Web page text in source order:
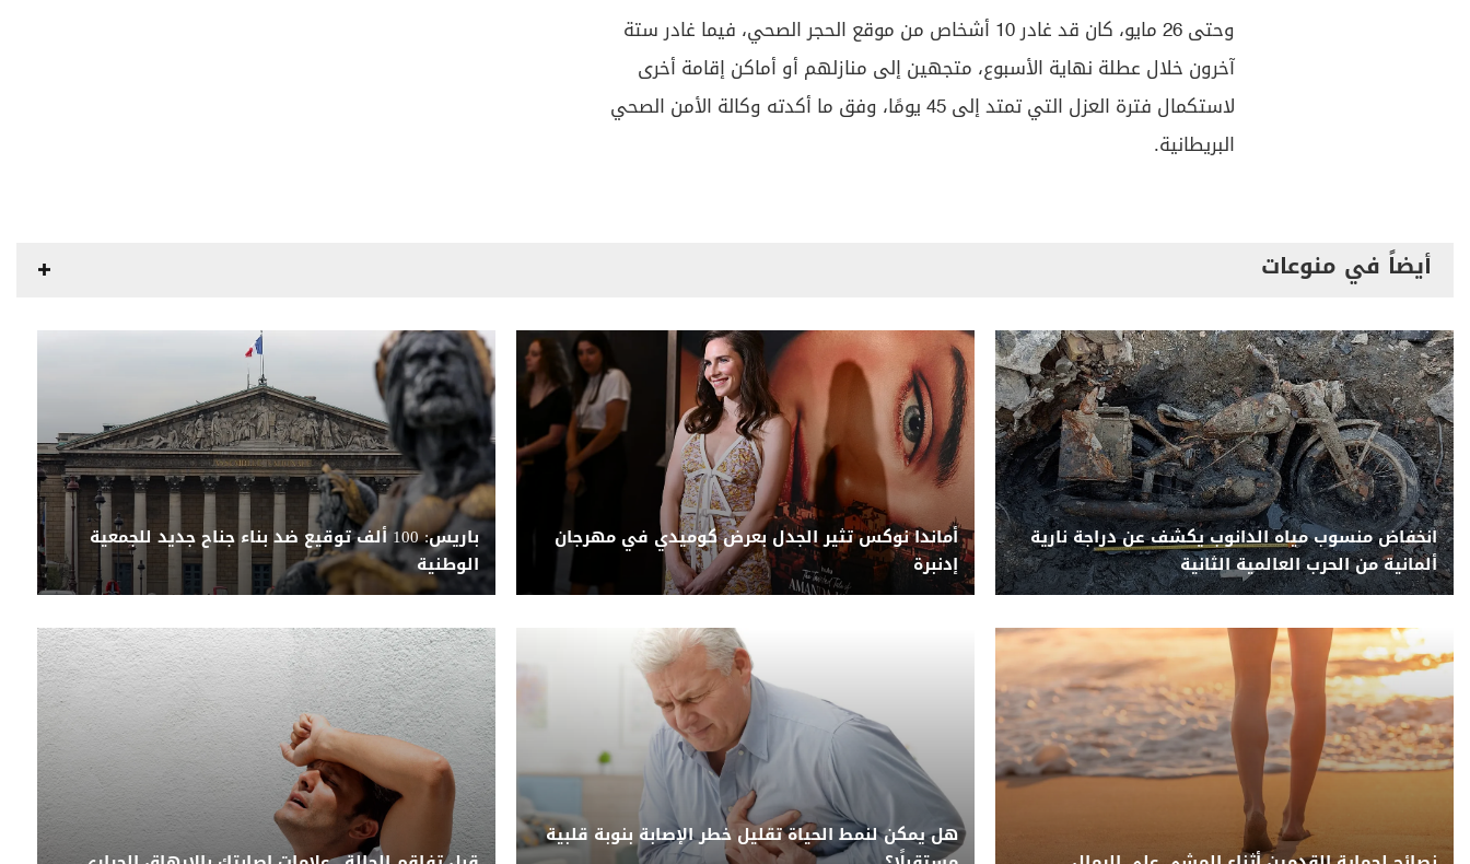
وحتى 26 مايو، كان قد غادر 10 أشخاص من موقع الحجر الصحي، فيما غادر ستة
آخرون خلال عطلة نهاية الأسبوع، متجهين إلى منازلهم أو أماكن إقامة أخرى
لاستكمال فترة العزل التي تمتد إلى 45 يومًا، وفق ما أكدته وكالة الأمن الصحي
البريطانية.
أيضاً في منوعات
انخفاض منسوب مياه الدانوب يكشف عن دراجة نارية
ألمانية من الحرب العالمية الثانية
أماندا نوكس تثير الجدل بعرض كوميدي في مهرجان
إدنبرة
باريس: 100 ألف توقيع ضد بناء جناح جديد للجمعية
الوطنية
هل يمكن لنمط الحياة تقليل خطر الإصابة بنوبة قلبية